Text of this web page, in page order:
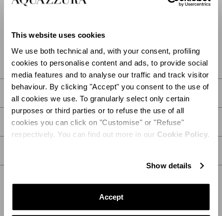
This website uses cookies
We use both technical and, with your consent, profiling
cookies to personalise content and ads, to provide social
media features and to analyse our traffic and track visitor
behaviour. By clicking "Accept" you consent to the use of
all cookies we use. To granularly select only certain
purposes or third parties or to refuse the use of all
cookies you can click on "Customise" or "Refuse"
respectively. You can find out more in our Cookie Policy.
Show details
Accept
DETALLES
ENVÍO Y DEVOLUCIÓN AYUDA